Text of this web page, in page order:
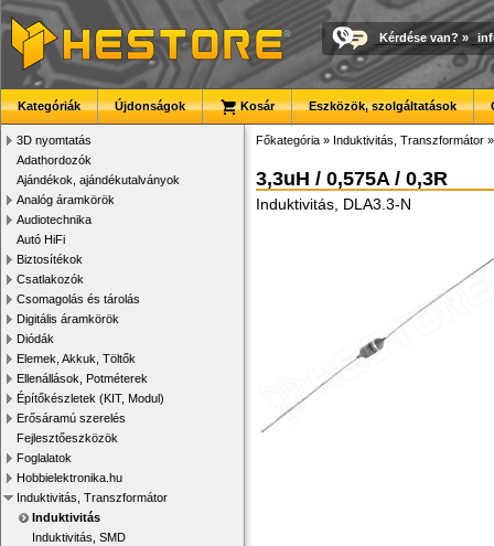
Kérdése van? »
Kategóriák Újdonságok Kosár Eszközök, szolgáltatások
3D nyomtatás
Adathordozók
Ajándékok, ajándékutalványok
Analóg áramkörök
Audiotechnika
Autó HiFi
Biztosítékok
Csatlakozók
Csomagolás és tárolás
Digitális áramkörök
Diódák
Elemek, Akkuk, Töltők
Ellenállások, Potméterek
Építőkészletek (KIT, Modul)
Erősáramú szerelés
Fejlesztőeszközök
Foglalatok
Hobbielektronika.hu
Induktivitás, Transzformátor
Induktivitás
Induktivitás, SMD
Főkategória » Induktivitás, Transzformátor
3,3uH / 0,575A / 0,3R
Induktivitás, DLA3.3-N